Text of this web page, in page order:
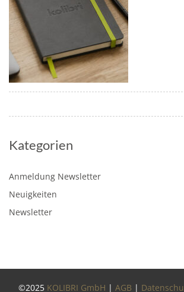
Kategorien
Anmeldung Newsletter
Neuigkeiten
Newsletter
©2025 KOLIBRI GmbH | AGB |